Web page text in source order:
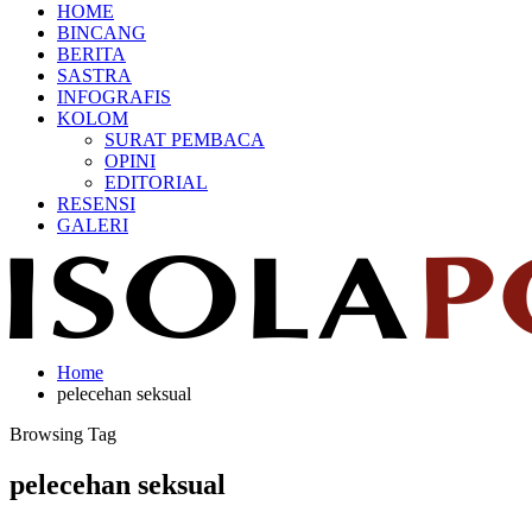
HOME
BINCANG
BERITA
SASTRA
INFOGRAFIS
KOLOM
SURAT PEMBACA
OPINI
EDITORIAL
RESENSI
GALERI
Home
pelecehan seksual
Browsing Tag
pelecehan seksual